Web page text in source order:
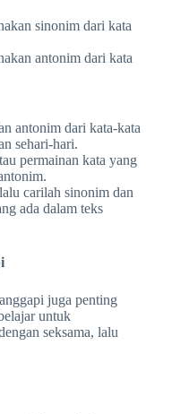
sinonim dari kata
antonim dari kata
antonim dari kata-kata
sehari-hari.
permainan kata yang
carilah sinonim dan
ada dalam teks
juga penting
untuk
seksama, lalu